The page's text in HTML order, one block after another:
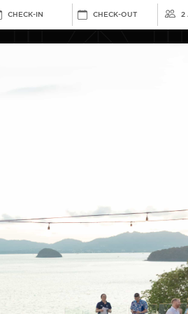
CHECK-IN CHECK-OUT 2